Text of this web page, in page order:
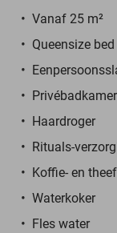
Vanaf 25 m²
Queensize bed
Haardroger
Rituals-
Koffie- en
Waterkoker
Fles water